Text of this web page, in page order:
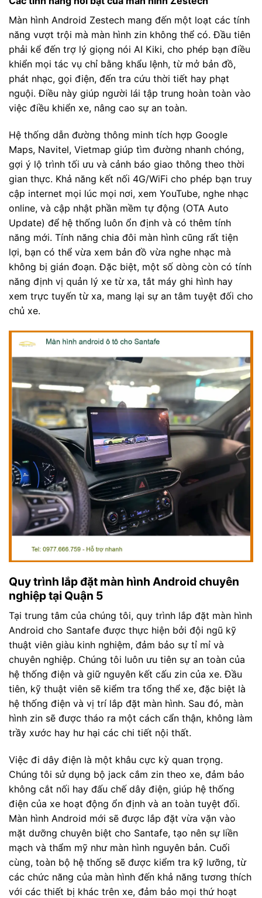
Màn hình Android Zestech mang đến một loạt các tính
năng vượt trội mà màn hình zin không thể có. Đầu tiên
phải kể đến trợ lý giọng nói AI Kiki, cho phép bạn điều
khiển mọi tác vụ chỉ bằng khẩu lệnh, từ mở bản đồ,
phát nhạc, gọi điện, đến tra cứu thời tiết hay phạt
nguội. Điều này giúp người lái tập trung hoàn toàn vào
việc điều khiển xe, nâng cao sự an toàn.
Hệ thống dẫn đường thông minh tích hợp Google
Maps, Navitel, Vietmap giúp tìm đường nhanh chóng,
gợi ý lộ trình tối ưu và cảnh báo giao thông theo thời
gian thực. Khả năng kết nối 4G/WiFi cho phép bạn truy
cập internet mọi lúc mọi nơi, xem YouTube, nghe nhạc
online, và cập nhật phần mềm tự động (OTA Auto
Update) để hệ thống luôn ổn định và có thêm tính
năng mới. Tính năng chia đôi màn hình cũng rất tiện
lợi, bạn có thể vừa xem bản đồ vừa nghe nhạc mà
không bị gián đoạn. Đặc biệt, một số dòng còn có tính
năng định vị quản lý xe từ xa, tắt máy ghi hình hay
xem trực tuyến từ xa, mang lại sự an tâm tuyệt đối cho
chủ xe.
Quy trình lắp đặt màn hình Android chuyên
nghiệp tại Quận 5
Tại trung tâm của chúng tôi, quy trình lắp đặt màn hình
Android cho Santafe được thực hiện bởi đội ngũ kỹ
thuật viên giàu kinh nghiệm, đảm bảo sự tỉ mỉ và
chuyên nghiệp. Chúng tôi luôn ưu tiên sự an toàn của
hệ thống điện và giữ nguyên kết cấu zin của xe. Đầu
tiên, kỹ thuật viên sẽ kiểm tra tổng thể xe, đặc biệt là
hệ thống điện và vị trí lắp đặt màn hình. Sau đó, màn
hình zin sẽ được tháo ra một cách cẩn thận, không làm
trầy xước hay hư hại các chi tiết nội thất.
Việc đi dây điện là một khâu cực kỳ quan trọng.
Chúng tôi sử dụng bộ jack cắm zin theo xe, đảm bảo
không cắt nối hay đấu chế dây điện, giúp hệ thống
điện của xe hoạt động ổn định và an toàn tuyệt đối.
Màn hình Android mới sẽ được lắp đặt vừa vặn vào
mặt dưỡng chuyên biệt cho Santafe, tạo nên sự liền
mạch và thẩm mỹ như màn hình nguyên bản. Cuối
cùng, toàn bộ hệ thống sẽ được kiểm tra kỹ lưỡng, từ
các chức năng của màn hình đến khả năng tương thích
với các thiết bị khác trên xe, đảm bảo mọi thứ hoạt